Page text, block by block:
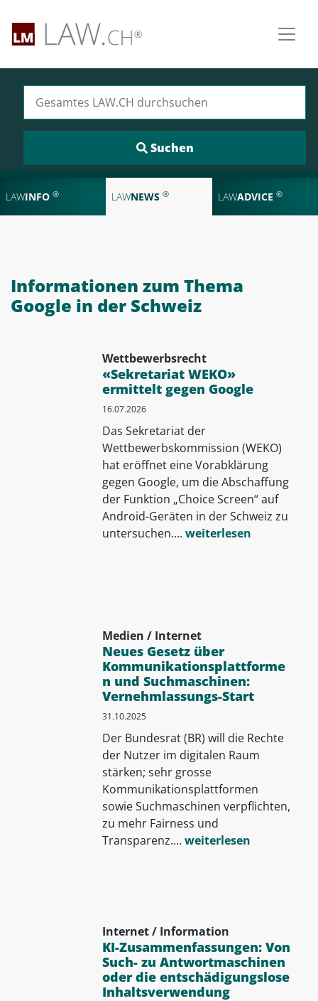
LAWINFO ® LAWNEWS ® LAWADVICE ®
Informationen zum Thema
Google in der Schweiz
Wettbewerbsrecht
«Sekretariat WEKO»
ermittelt gegen Google
16.07.2026
Das Sekretariat der
Wettbewerbskommission (WEKO)
hat eröffnet eine Vorabklärung
gegen Google, um die Abschaffung
der Funktion „Choice Screen“ auf
Android-Geräten in der Schweiz zu
untersuchen.... weiterlesen
Medien / Internet
Neues Gesetz über
Kommunikationsplattforme
n und Suchmaschinen:
Vernehmlassungs-Start
31.10.2025
Der Bundesrat (BR) will die Rechte
der Nutzer im digitalen Raum
stärken; sehr grosse
Kommunikationsplattformen
sowie Suchmaschinen verpflichten,
zu mehr Fairness und
Transparenz.... weiterlesen
Internet / Information
KI-Zusammenfassungen: Von
Such- zu Antwortmaschinen
oder die entschädigungslose
Inhaltsverwendung